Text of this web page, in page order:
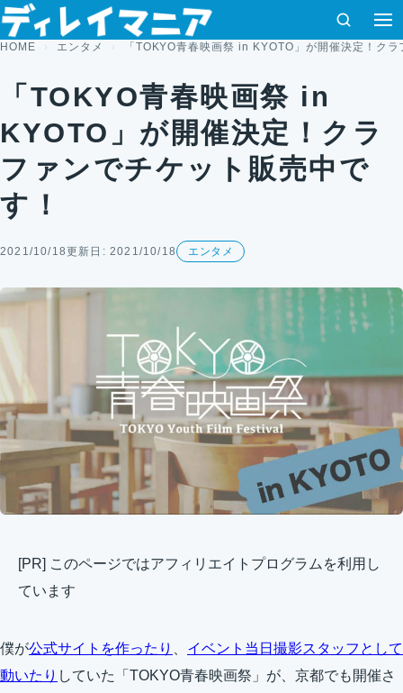
コンテンツへスキップ
検索
HOME エンタメ 「TOKYO青春映画祭 in KYOTO」が開催決定！ク
「TOKYO青春映画祭 in
KYOTO」が開催決定！クラ
ファンでチケット販売中で
す！
2021/10/18更新日: 2021/10/18 エンタメ
[PR] このページではアフィリエイトプログラムを利用し
ています
僕が公式サイトを作ったり
イベント当日撮影スタッフとして
動いたり していた「TOKYO青春映画祭」が、京都でも開催さ